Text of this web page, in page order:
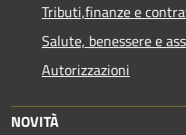
Tributi,finanze e
Salute, benessere e
Autorizzazioni
NOVITÀ